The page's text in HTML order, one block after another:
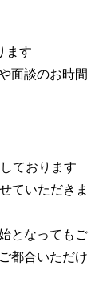
ます
面談のお時間
ております
ていただきま
となってもご
都合いただけ